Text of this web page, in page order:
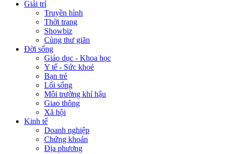
Giải trí
Truyền hình
Thời trang
Showbiz
Cùng thư giãn
Đời sống
Giáo dục - Khoa học
Y tế - Sức khoẻ
Bạn trẻ
Lối sống
Môi trường khí hậu
Giao thông
Xã hội
Kinh tế
Doanh nghiệp
Chứng khoán
Địa phương